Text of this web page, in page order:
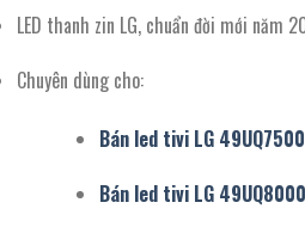
LED thanh zin LG, chuẩn đời mới năm
Chuyên dùng cho:
Bán led tivi LG
Bán led tivi LG